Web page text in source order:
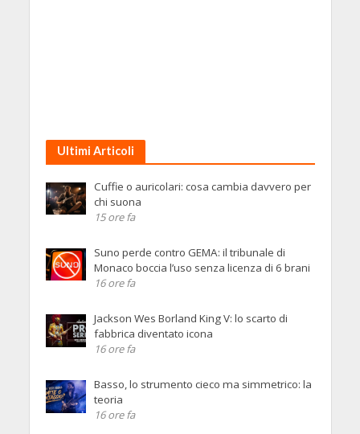
Ultimi Articoli
Cuffie o auricolari: cosa cambia davvero per
chi suona
15 ore fa
Suno perde contro GEMA: il tribunale di
Monaco boccia l’uso senza licenza di 6 brani
16 ore fa
Jackson Wes Borland King V: lo scarto di
fabbrica diventato icona
16 ore fa
Basso, lo strumento cieco ma simmetrico: la
teoria
16 ore fa